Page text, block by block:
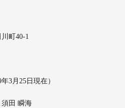
町40-1
月25日現在）
田 瞬海